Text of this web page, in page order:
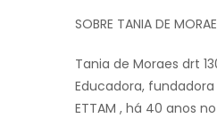
SOBRE TANIA DE
Tania de Moraes drt
Educadora,
ETTAM , há 40 anos